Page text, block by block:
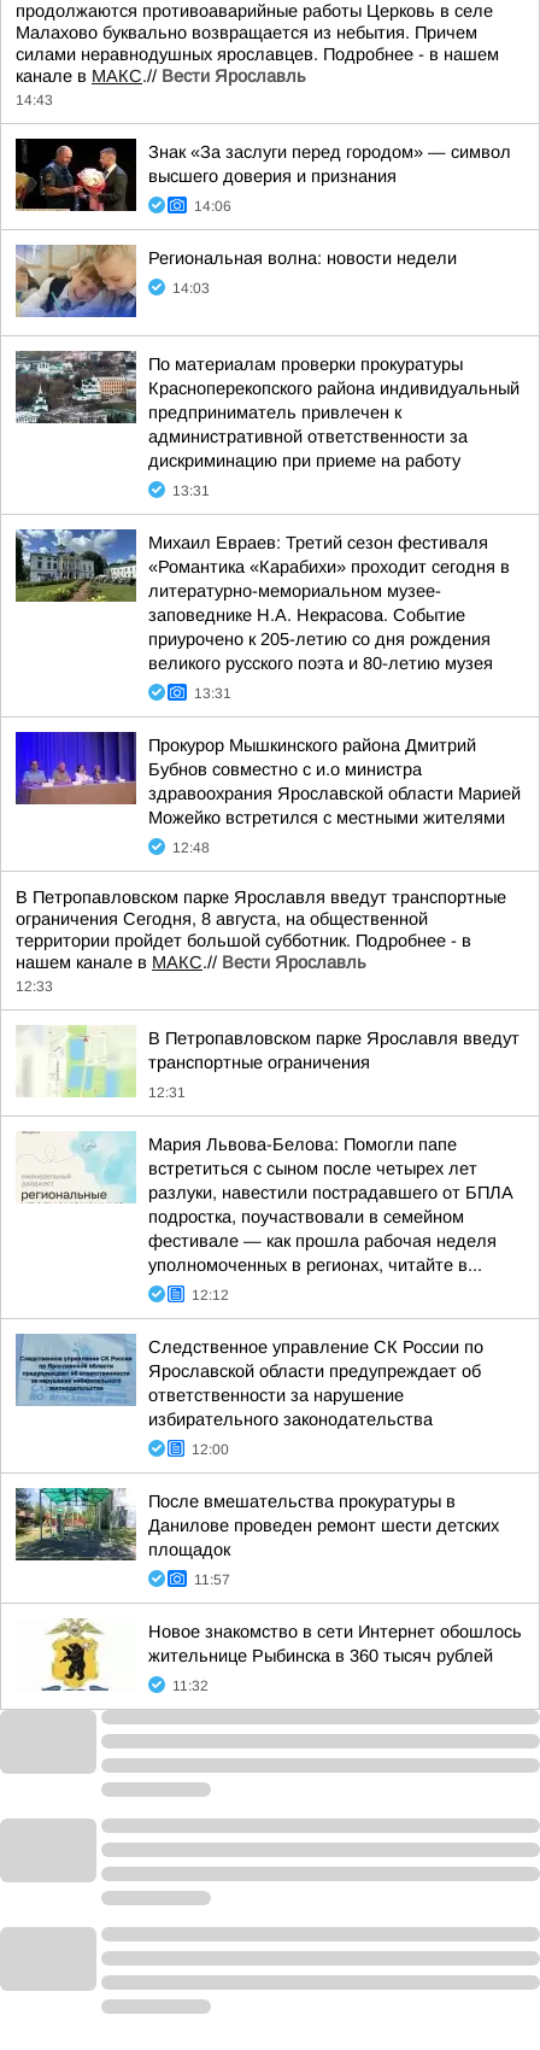
продолжаются противоаварийные работы Церковь в селе
Малахово буквально возвращается из небытия. Причем
силами неравнодушных ярославцев. Подробнее - в нашем
канале в МАКС.// Вести Ярославль
14:43
Знак «За заслуги перед городом» — символ
высшего доверия и признания
14:06
Региональная волна: новости недели
14:03
По материалам проверки прокуратуры
Красноперекопского района индивидуальный
предприниматель привлечен к
административной ответственности за
дискриминацию при приеме на работу
13:31
Михаил Евраев: Третий сезон фестиваля
«Романтика «Карабихи» проходит сегодня в
литературно-мемориальном музее-
заповеднике Н.А. Некрасова. Событие
приурочено к 205-летию со дня рождения
великого русского поэта и 80-летию музея
13:31
Прокурор Мышкинского района Дмитрий
Бубнов совместно с и.о министра
здравоохрания Ярославской области Марией
Можейко встретился с местными жителями
12:48
В Петропавловском парке Ярославля введут транспортные
ограничения Сегодня, 8 августа, на общественной
территории пройдет большой субботник. Подробнее - в
нашем канале в МАКС.// Вести Ярославль
12:33
В Петропавловском парке Ярославля введут
транспортные ограничения
12:31
Мария Львова-Белова: Помогли папе
встретиться с сыном после четырех лет
разлуки, навестили пострадавшего от БПЛА
подростка, поучаствовали в семейном
фестивале — как прошла рабочая неделя
уполномоченных в регионах, читайте в...
12:12
Следственное управление СК России по
Ярославской области предупреждает об
ответственности за нарушение
избирательного законодательства
12:00
После вмешательства прокуратуры в
Данилове проведен ремонт шести детских
площадок
11:57
Новое знакомство в сети Интернет обошлось
жительнице Рыбинска в 360 тысяч рублей
11:32